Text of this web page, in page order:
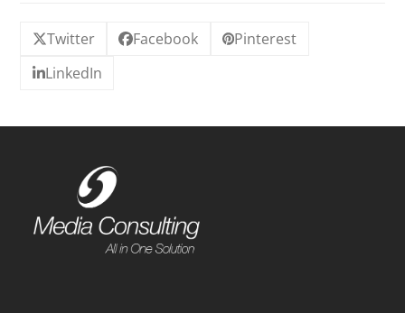
Twitter Facebook
Pinterest
LinkedIn